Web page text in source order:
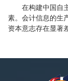
在构建中国自
素。会计信息的生
资本意志存在显著